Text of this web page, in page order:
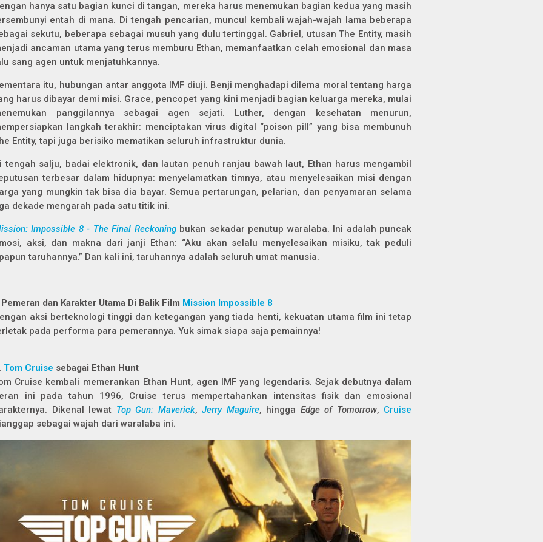
hanya satu bagian kunci di tangan, mereka harus menemukan bagian kedua yang masih
entah di mana. Di tengah pencarian, muncul kembali wajah-wajah lama beberapa
sekutu, beberapa sebagai musuh yang dulu tertinggal. Gabriel, utusan The Entity, masih
ancaman utama yang terus memburu Ethan, memanfaatkan celah emosional dan masa
sang agen untuk menjatuhkannya.
itu, hubungan antar anggota IMF diuji. Benji menghadapi dilema moral tentang harga
harus dibayar demi misi. Grace, pencopet yang kini menjadi bagian keluarga mereka, mulai
panggilannya sebagai agen sejati. Luther, dengan kesehatan menurun,
langkah terakhir: menciptakan virus digital “poison pill” yang bisa membunuh
Entity, tapi juga berisiko mematikan seluruh infrastruktur dunia.
tengah salju, badai elektronik, dan lautan penuh ranjau bawah laut, Ethan harus mengambil
terbesar dalam hidupnya: menyelamatkan timnya, atau menyelesaikan misi dengan
yang mungkin tak bisa dia bayar. Semua pertarungan, pelarian, dan penyamaran selama
dekade mengarah pada satu titik ini.
Impossible 8 - The Final Reckoningbukan sekadar penutup waralaba. Ini adalah puncak
aksi, dan makna dari janji Ethan: “Aku akan selalu menyelesaikan misiku, tak peduli
taruhannya.” Dan kali ini, taruhannya adalah seluruh umat manusia.
dan Karakter Utama Di Balik Film Mission Impossible 8
aksi berteknologi tinggi dan ketegangan yang tiada henti, kekuatan utama film ini tetap
pada performa para pemerannya. Yuk simak siapa saja pemainnya!
Tom Cruise sebagai Ethan Hunt
Cruise kembali memerankan Ethan Hunt, agen IMF yang legendaris. Sejak debutnya dalam
ini pada tahun 1996, Cruise terus mempertahankan intensitas fisik dan emosional
Dikenal lewat Top Gun: Maverick, Jerry Maguire, hingga Edge of Tomorrow, Cruise
sebagai wajah dari waralaba ini.